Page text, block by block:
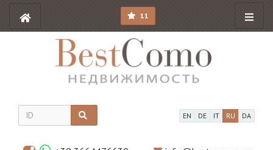
11
EN DE IT RU DA